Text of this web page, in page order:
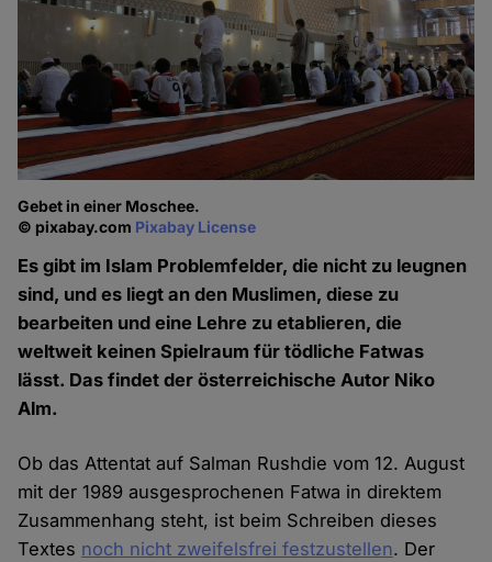
Gebet in einer Moschee.
© pixabay.com Pixabay License
Es gibt im Islam Problemfelder, die nicht zu leugnen
sind, und es liegt an den Muslimen, diese zu
bearbeiten und eine Lehre zu etablieren, die
weltweit keinen Spielraum für tödliche Fatwas
lässt. Das findet der österreichische Autor Niko
Alm.
Ob das Attentat auf Salman Rushdie vom 12. August
mit der 1989 ausgesprochenen Fatwa in direktem
Zusammenhang steht, ist beim Schreiben dieses
Textes noch nicht zweifelsfrei festzustellen. Der